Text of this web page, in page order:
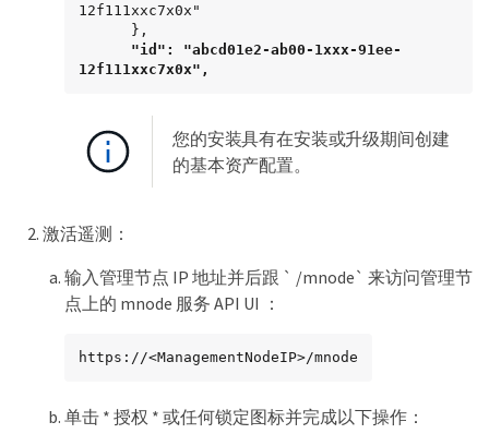
12f111xxc7x0x"
"id": "abcd01e2-ab00-1xxx-91ee-
12f111xxc7x0x",
您的安装具有在安装或升级期间创建
的基本资产配置。
激活遥测：
输入管理节点 IP 地址并后跟 ` /mnode` 来访问管理节
点上的 mnode 服务 API UI ：
https://<ManagementNodeIP>/mnode
单击 * 授权 * 或任何锁定图标并完成以下操作：